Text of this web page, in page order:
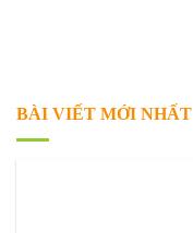
BÀI VIẾT MỚI NHẤT